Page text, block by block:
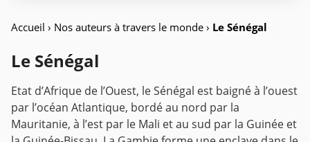
Accueil › Nos auteurs à travers le monde › Le Sénégal
Le Sénégal
Etat d’Afrique de l’Ouest, le Sénégal est baigné à l’ouest
par l’océan Atlantique, bordé au nord par la
Mauritanie, à l’est par le Mali et au sud par la Guinée et